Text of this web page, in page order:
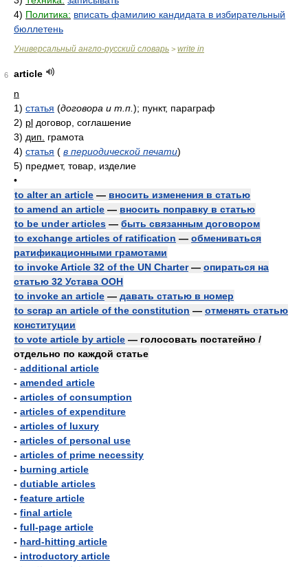
4) Политика: вписать фамилию кандидата в избирательный
бюллетень
Универсальный англо-русский словарь > write in
6
article
n
1) статья (договора и т.п. ); пункт, параграф
2) pl договор, соглашение
3) дип.
грамота
4) статья ( в периодической печати)
5) предмет, товар, изделие
•
to alter an article — вносить изменения в статью
to amend an article — вносить поправку в статью
to be under articles — быть связанным договором
to exchange articles of ratification — обмениваться
ратификационными грамотами
to invoke Article 32 of the UN Charter— опираться на
статью 32 Устава ООН
to invoke an article — давать статью в номер
to scrap an article of the constitution — отменять статью
конституции
to vote article by article — голосовать постатейно /
отдельно по каждой статье
- additional article
- amended article
- articles of consumption
- articles of expenditure
- articles of luxury
- articles of personal use
- articles of prime necessity
- burning article
- dutiable articles
- feature article
- final article
- full-page article
- hard-hitting article
- introductory article